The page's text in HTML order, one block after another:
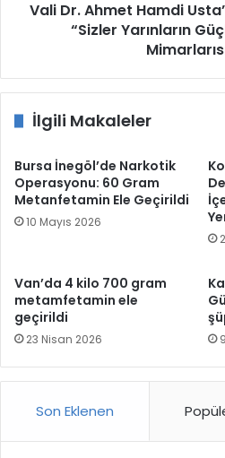
Yarınların
Vali Dr. Ahmet Hamdi
“Sizler Yarınların
İlgili Makaleler
Bursa İnegöl’de Narkotik
Operasyonu: 60 Gram
Metanfetamin Ele Geçirildi
10 Mayıs 2026
Van’da 4 kilo 700 gram
metamfetamin ele
geçirildi
23 Nisan 2026
Son Eklenen